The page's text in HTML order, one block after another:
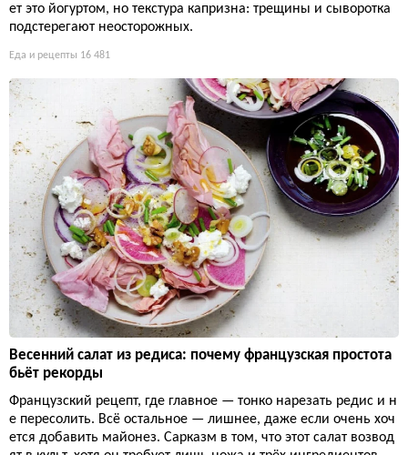
ет это йогуртом, но текстура капризна: трещины и сыворотка
подстерегают неосторожных.
Еда и рецепты 16 481
Весенний салат из редиса: почему французская простота
бьёт рекорды
Французский рецепт, где главное — тонко нарезать редис и н
е пересолить. Всё остальное — лишнее, даже если очень хоч
ется добавить майонез. Сарказм в том, что этот салат возвод